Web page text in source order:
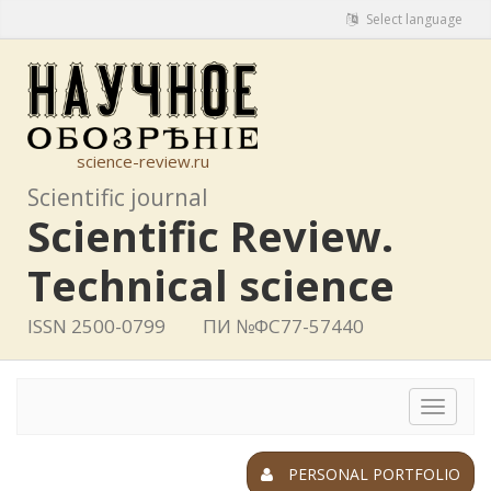
Select language
science-review.ru
Scientific journal
Scientific Review.
Technical science
ISSN 2500-0799 ПИ №ФС77-57440
Toggle
PERSONAL PORTFOLIO